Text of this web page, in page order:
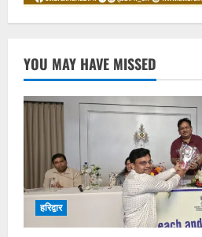
YOU MAY HAVE MISSED
हरिद्वार